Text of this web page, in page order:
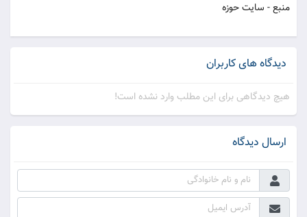
منبع - سایت حوزه
دیدگاه های کاربران
هیچ دیدگاهی برای این مطلب وارد نشده است!
ارسال دیدگاه